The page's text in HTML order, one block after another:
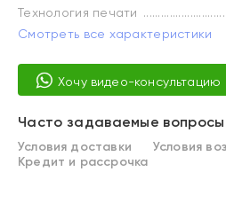
Технология печати
Смотреть все характеристики
Хочу видео-консультацию
Часто задаваемые вопросы
Условия доставки
Условия
Кредит и рассрочка